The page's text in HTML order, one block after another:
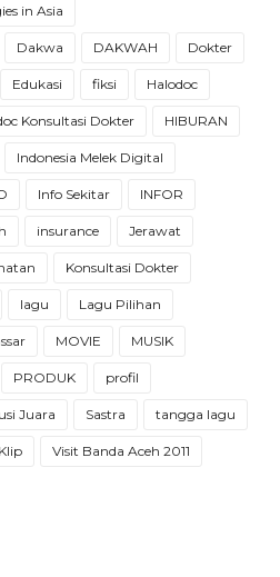
in Asia
Dakwa DAKWAH Dokter
Edukasi fiksi Halodoc
Konsultasi Dokter HIBURAN
Indonesia Melek Digital
Info Sekitar INFOR
insurance Jerawat
Konsultasi Dokter
lagu Lagu Pilihan
MOVIE MUSIK
PRODUK profil
Juara Sastra tangga lagu
Visit Banda Aceh 2011